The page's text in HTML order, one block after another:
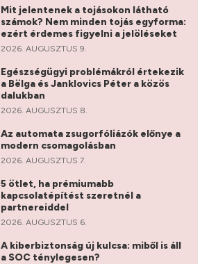
Mit jelentenek a tojásokon látható
számok? Nem minden tojás egyforma:
ezért érdemes figyelni a jelöléseket
2026. AUGUSZTUS 9.
Egészségügyi problémákról értekezik
a Bëlga és Janklovics Péter a közös
dalukban
2026. AUGUSZTUS 8.
Az automata zsugorfóliázók előnye a
modern csomagolásban
2026. AUGUSZTUS 7.
5 ötlet, ha prémiumabb
kapcsolatépítést szeretnél a
partnereiddel
2026. AUGUSZTUS 6.
A kiberbiztonság új kulcsa: miből is áll
a SOC ténylegesen?